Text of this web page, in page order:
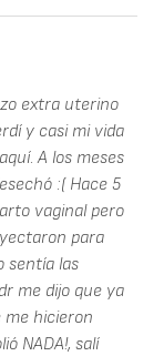
extra uterino
y casi mi vida
A los meses
:( Hace 5
vaginal pero
para
sentía las
me dijo que ya
me hicieron
NADA!, salí